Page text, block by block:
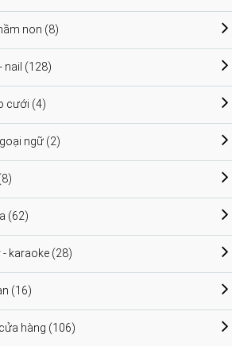
non (8)
nail (128)
cưới (4)
ngữ (2)
(62)
karaoke (28)
(16)
hàng (106)